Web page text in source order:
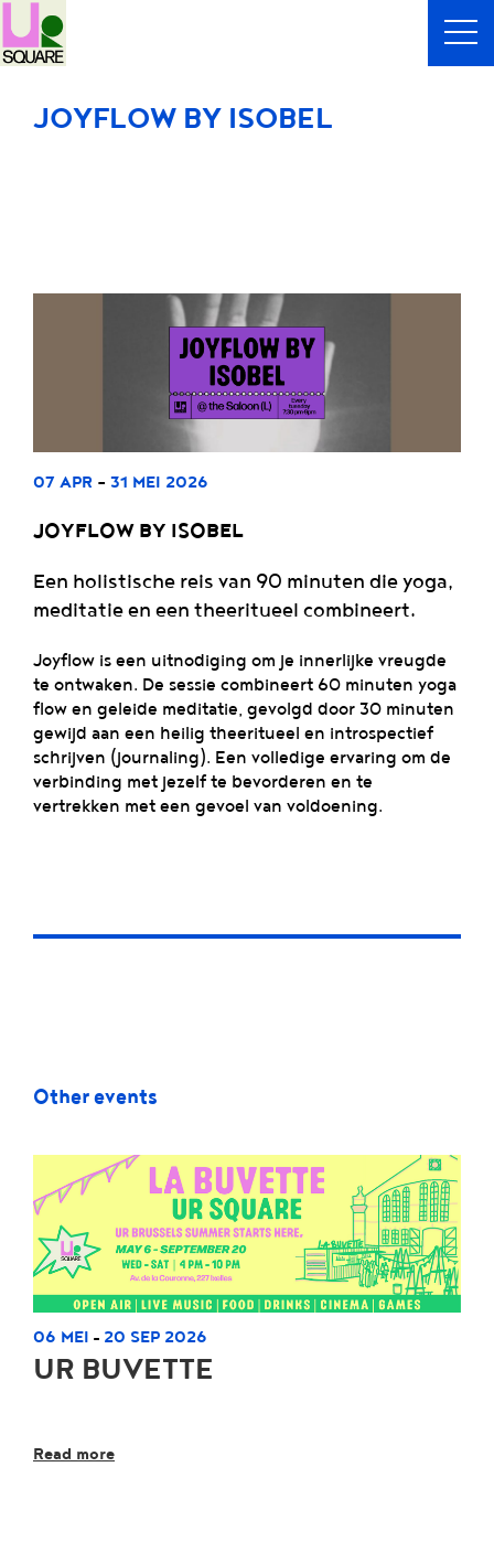
JOYFLOW BY ISOBEL
07 APR - 31 MEI 2026
JOYFLOW BY ISOBEL
Een holistische reis van 90 minuten die yoga,
meditatie en een theeritueel combineert.
Joyflow is een uitnodiging om je innerlijke vreugde
te ontwaken. De sessie combineert 60 minuten yoga
flow en geleide meditatie, gevolgd door 30 minuten
gewijd aan een heilig theeritueel en introspectief
schrijven (journaling). Een volledige ervaring om de
verbinding met jezelf te bevorderen en te
vertrekken met een gevoel van voldoening.
Other events
06 MEI - 20 SEP 2026
UR BUVETTE
Read more